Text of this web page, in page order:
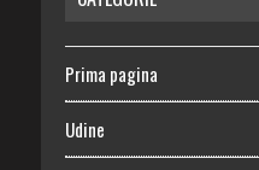
Prima pagina
Udine